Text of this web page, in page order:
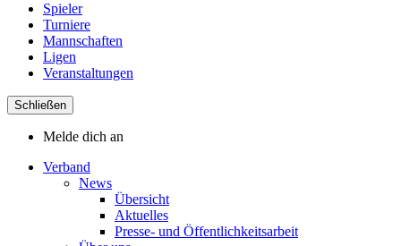
Spieler
Turniere
Mannschaften
Ligen
Veranstaltungen
Schließen
Melde dich an
Verband
News
Übersicht
Aktuelles
Presse- und Öffentlichkeitsarbeit